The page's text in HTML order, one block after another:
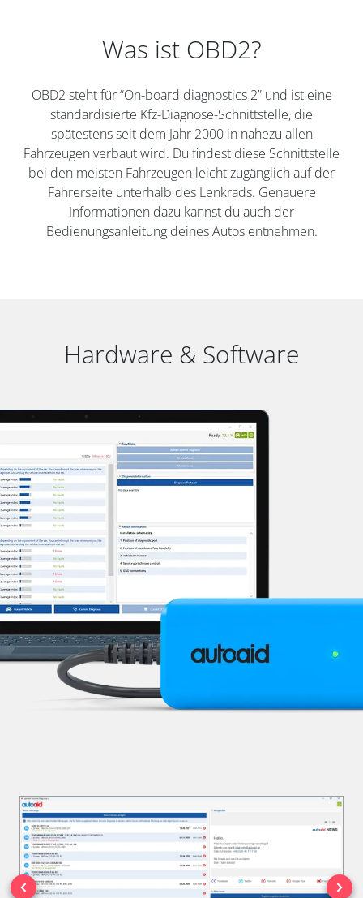
Was ist OBD2?
OBD2 steht für “On-board diagnostics 2” und ist eine
standardisierte Kfz-Diagnose-Schnittstelle, die
spätestens seit dem Jahr 2000 in nahezu allen
Fahrzeugen verbaut wird. Du findest diese Schnittstelle
bei den meisten Fahrzeugen leicht zugänglich auf der
Fahrerseite unterhalb des Lenkrads. Genauere
Informationen dazu kannst du auch der
Bedienungsanleitung deines Autos entnehmen.
Hardware & Software